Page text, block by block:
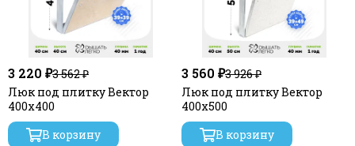
3 220 ₽3 562 ₽
Люк под плитку Вектор
400х400
В корзину
3 560 ₽3 926 ₽
Люк под плитку Вектор
400х500
В корзину